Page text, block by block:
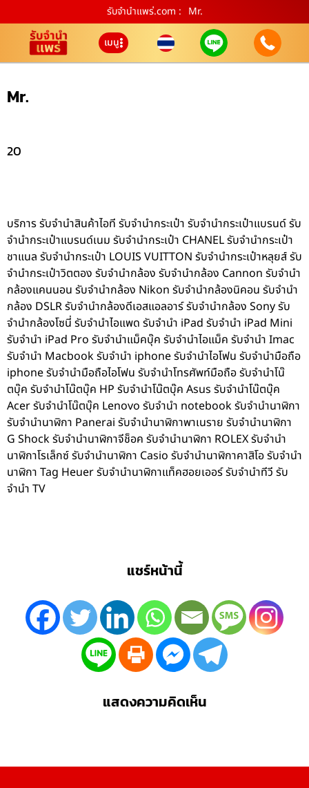
รับจํานําแพร่.com : Mr.
เมนู
Mr.
20
บริการ รับจำนำสินค้าไอที รับจำนำกระเป๋า รับจำนำกระเป๋าแบรนด์ รับ
จำนำกระเป๋าแบรนด์เนม รับจำนำกระเป๋า CHANEL รับจำนำกระเป๋า
ชาแนล รับจำนำกระเป๋า LOUIS VUITTON รับจำนำกระเป๋าหลุยส์ รับ
จำนำกระเป๋าวิตตอง รับจำนำกล้อง รับจำนำกล้อง Cannon รับจำนำ
กล้องแคนนอน รับจำนำกล้อง Nikon รับจำนำกล้องนิคอน รับจำนำ
กล้อง DSLR รับจำนำกล้องดีเอสแอลอาร์ รับจำนำกล้อง Sony รับ
จำนำกล้องโซนี่ รับจำนำไอแพด รับจำนำ iPad รับจำนำ iPad Mini
รับจำนำ iPad Pro รับจำนำแม็คบุ๊ค รับจำนำไอแม็ค รับจำนำ Imac
รับจำนำ Macbook รับจำนำ iphone รับจำนำไอโฟน รับจำนำมือถือ
iphone รับจำนำมือถือไอโฟน รับจำนำโทรศัพท์มือถือ รับจำนำโน๊
ตบุ๊ค รับจำนำโน๊ตบุ๊ค HP รับจำนำโน๊ตบุ๊ค Asus รับจำนำโน๊ตบุ๊ค
Acer รับจำนำโน๊ตบุ๊ค Lenovo รับจำนำ notebook รับจำนำนาฬิกา
รับจำนำนาฬิกา Panerai รับจำนำนาฬิกาพาเนราย รับจำนำนาฬิกา
G Shock รับจำนำนาฬิกาจีช็อค รับจำนำนาฬิกา ROLEX รับจำนำ
นาฬิกาโรเล็กซ์ รับจำนำนาฬิกา Casio รับจำนำนาฬิกาคาสิโอ รับจำนำ
นาฬิกา Tag Heuer รับจำนำนาฬิกาแท็คฮอยเออร์ รับจำนำทีวี รับ
จำนำ TV
แชร์หน้านี้
แสดงความคิดเห็น